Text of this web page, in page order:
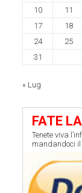
10
11
17
18
24
25
31
« Lug
FATE
Tenete viva
mandandoci il